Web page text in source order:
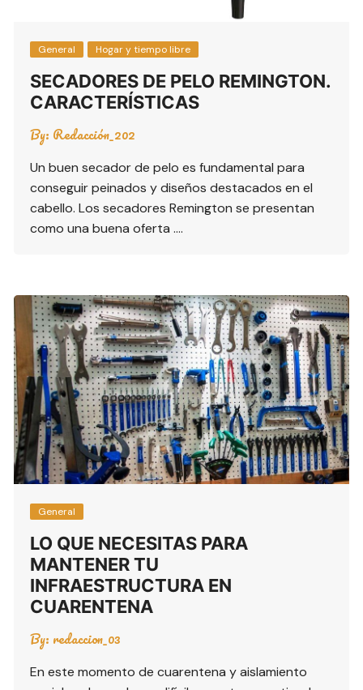
General Hogar y tiempo libre
SECADORES DE PELO REMINGTON.
CARACTERÍSTICAS
By: Redacción_202
Un buen secador de pelo es fundamental para
conseguir peinados y diseños destacados en el
cabello. Los secadores Remington se presentan
como una buena oferta ….
General
LO QUE NECESITAS PARA
MANTENER TU
INFRAESTRUCTURA EN
CUARENTENA
By: redaccion_03
En este momento de cuarentena y aislamiento